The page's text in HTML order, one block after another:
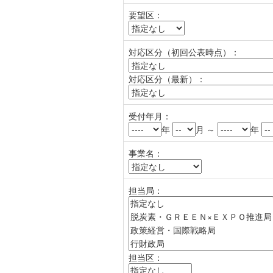
要望区：
対応区分（初回公表時点）：
対応区分（最新）：
受付年月：
年
月 ～
年
事業名：
担当局：
担当区：